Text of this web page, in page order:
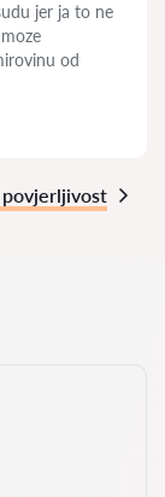
jer ja to ne
od
povjerljivost